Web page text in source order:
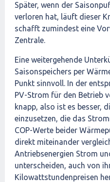
Später, wenn der
verloren hat, läuft dieser
schafft zumindest eine
Zentrale.
Eine weitergehende
Saisonspeichers per
Punkt sinnvoll. In der
PV-Strom für den Betrieb
knapp, also ist es besser,
einzusetzen, die das
COP-Werte beider
direkt miteinander
Antriebsenergien Strom
unterscheiden, auch von
Kilowattstundenpreisen